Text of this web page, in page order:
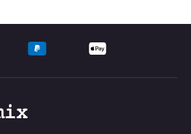
UNTERSTÜTZTE